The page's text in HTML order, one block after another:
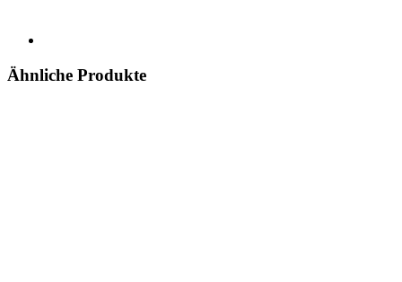
Ähnliche Produkte